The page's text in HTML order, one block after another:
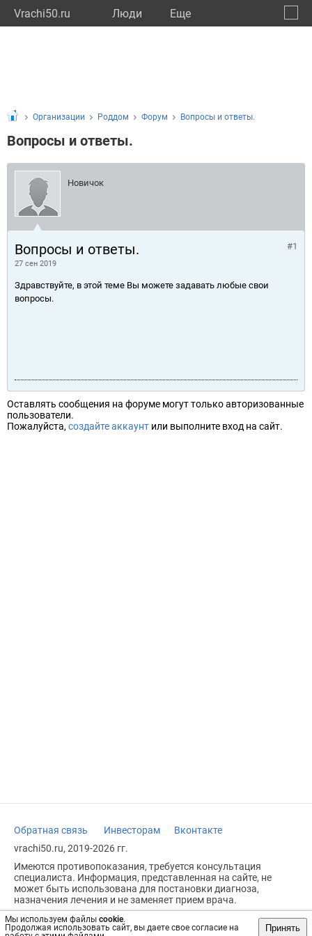
Vrachi50.ru Люди Eще
Мы используем файлы cookie.
Продолжая использовать сайт, вы даете свое согласие на
Принять
Организации Роддом Форум Вопросы и ответы.
Вопросы и ответы.
Новичок
Вопросы и ответы.
27 сен 2019
#1
Здравствуйте, в этой теме Вы можете задавать любые свои
вопросы.
Оставлять сообщения на форуме могут только авторизованные
пользователи.
Пожалуйста, создайте аккаунт или выполните вход на сайт.
Обратная связь Инвесторам
Вконтакте
vrachi50.ru, 2019-2026 гг.
Имеются противопоказания, требуется консультация
специалиста. Информация, представленная на сайте, не
может быть использована для постановки диагноза,
назначения лечения и не заменяет прием врача.
Возрастное ограничение: 18+